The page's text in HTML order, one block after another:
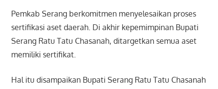
Pemkab Serang berkomitmen menyelesaikan proses
sertifikasi aset daerah. Di akhir kepemimpinan Bupati
Serang Ratu Tatu Chasanah, ditargetkan semua aset
memiliki sertifikat.
Hal itu disampaikan Bupati Serang Ratu Tatu Chasanah